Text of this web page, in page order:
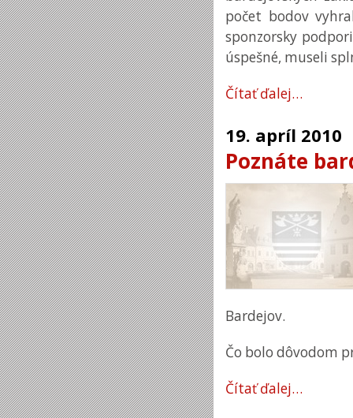
počet bodov
sponzorsky
úspešné, museli
Čítať ďalej…
19. apríl 2010
Poznáte
Bardejov.
Čo bolo dôvodom
Čítať ďalej…